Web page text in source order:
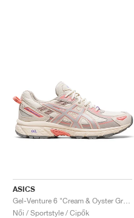
ASICS
Női / Sportstyle / Cipők